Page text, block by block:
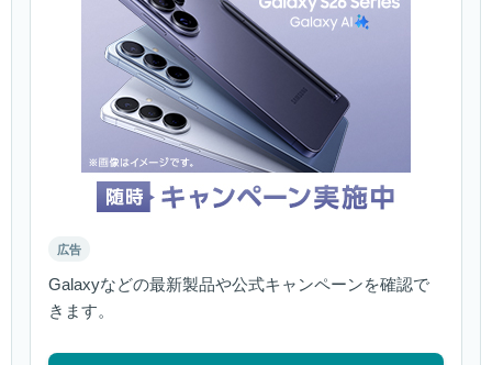
広告
Galaxyなどの最新製品や公式キャンペーンを確認で
きます。